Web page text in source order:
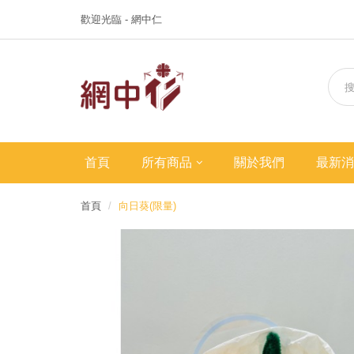
歡迎光臨 - 網中仁
首頁 所有商品 關於我們 最新
首頁 向日葵(限量)